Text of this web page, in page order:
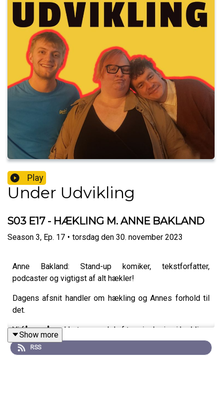
Play
Under Udvikling
S03 E17 - HÆKLING M. ANNE BAKLAND
Season 3, Ep. 17 • torsdag den 30. november 2023
Anne Bakland: Stand-up komiker, tekstforfatter,
podcaster og vigtigst af alt hækler!
Dagens afsnit handler om hækling og Annes forhold til
det.
Vi får også snakket om en del af terminologien i hækling.
Show more
RSS